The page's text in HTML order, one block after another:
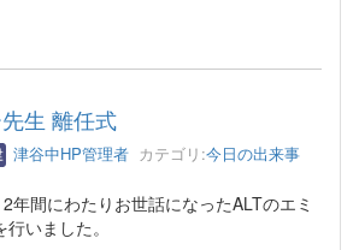
生 離任式
津谷中HP管理者 カテゴリ:今日の出来事
年間にわたりお世話になったALTのエミ
いました。